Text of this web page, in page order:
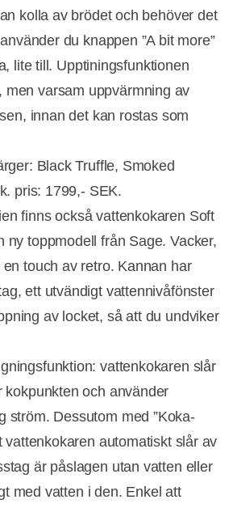
kolla av brödet och behöver det
du knappen ”A bit more”
lite till. Upptiningsfunktionen
men varsam uppvärmning av
innan det kan rostas som
Black Truffle, Smoked
pris: 1799,- SEK.
finns också vattenkokaren Soft
ny toppmodell från Sage. Vacker,
touch av retro. Kannan har
ett utvändigt vattennivåfönster
av locket, så att du undviker
vattenkokaren slår
kokpunkten och använder
ström. Dessutom med ”Koka-
vattenkokaren automatiskt slår av
är påslagen utan vatten eller
med vatten i den. Enkel att